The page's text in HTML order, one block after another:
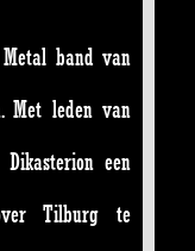
Metal band van
Met leden van
een
Tilburg te